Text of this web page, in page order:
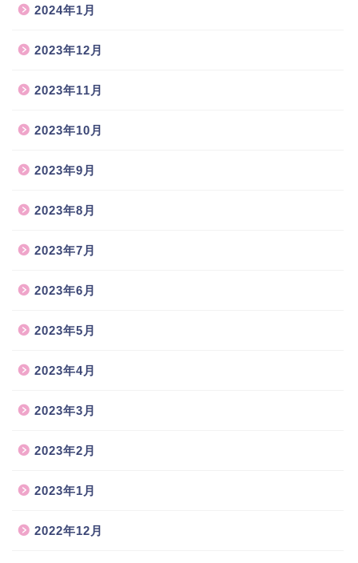
2024年1月
2023年12月
2023年11月
2023年10月
2023年9月
2023年8月
2023年7月
2023年6月
2023年5月
2023年4月
2023年3月
2023年2月
2023年1月
2022年12月